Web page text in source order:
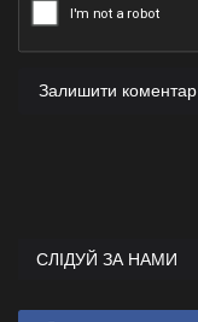
Залишити коментар
СЛІДУЙ ЗА НАМИ